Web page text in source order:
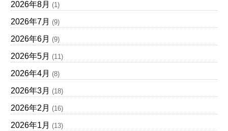
2026年8月 (1)
2026年7月 (9)
2026年6月 (9)
2026年5月 (11)
2026年4月 (8)
2026年3月 (18)
2026年2月 (16)
2026年1月 (13)